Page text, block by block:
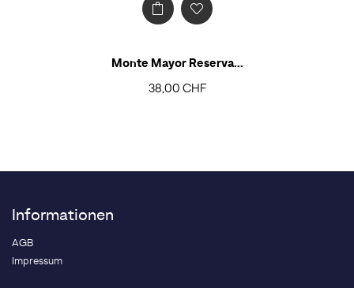
Monte Mayor Reserva...
38,00 CHF
Informationen
AGB
Impressum